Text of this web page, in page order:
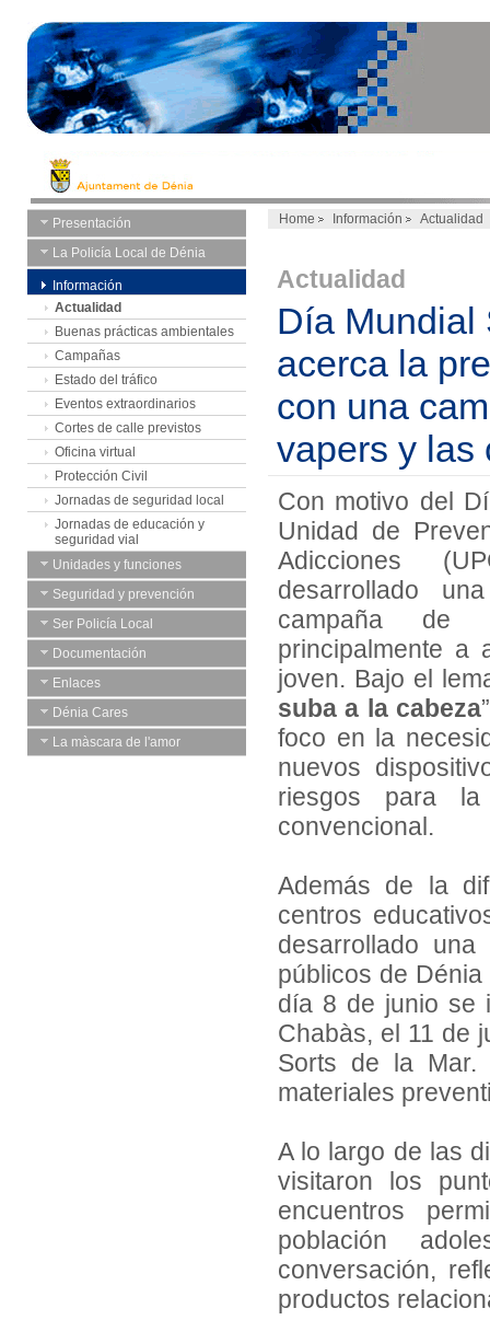
Presentación
La Policía Local de Dénia
Información
Actualidad
Buenas prácticas ambientales
Campañas
Estado del tráfico
Eventos extraordinarios
Cortes de calle previstos
Oficina virtual
Protección Civil
Jornadas de seguridad local
Jornadas de educación y
seguridad vial
Unidades y funciones
Seguridad y prevención
Ser Policía Local
Documentación
Enlaces
Dénia Cares
La màscara de l'amor
Home Información Actualidad
Actualidad
Día Mundial
acerca la
con una
vapers y las
Con motivo del
Unidad de
Adicciones
desarrollado
campaña de
principalmente a
joven. Bajo el
suba a la cabeza
foco en la
nuevos
riesgos para
convencional.
Además de la
centros
desarrollado
públicos de
día 8 de junio se
Chabàs, el 11 de
Sorts de la Mar.
materiales
A lo largo de las
visitaron los
encuentros
población
conversación,
productos